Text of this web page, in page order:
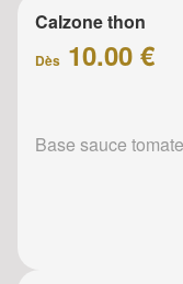
Calzone thon
Dès 10.00 €
Base sauce